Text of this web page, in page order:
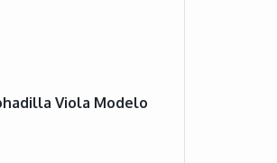
Viola Modelo